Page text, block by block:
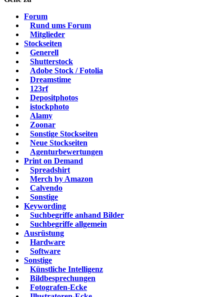
Forum
Rund ums Forum
Mitglieder
Stockseiten
Generell
Shutterstock
Adobe Stock / Fotolia
Dreamstime
123rf
Depositphotos
istockphoto
Alamy
Zoonar
Sonstige Stockseiten
Neue Stockseiten
Agenturbewertungen
Print on Demand
Spreadshirt
Merch by Amazon
Calvendo
Sonstige
Keywording
Suchbegriffe anhand Bilder
Suchbegriffe allgemein
Ausrüstung
Hardware
Software
Sonstige
Künstliche Intelligenz
Bildbesprechungen
Fotografen-Ecke